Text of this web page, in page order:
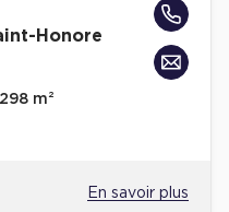
Honore
m²
En savoir plus